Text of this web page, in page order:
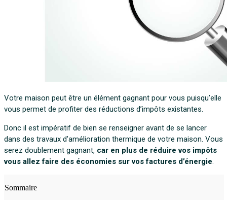
Votre maison peut être un élément gagnant pour vous puisqu’elle
vous permet de profiter des réductions d’impôts existantes.
Donc il est impératif de bien se renseigner avant de se lancer
dans des travaux d’amélioration thermique de votre maison. Vous
serez doublement gagnant, car en plus de réduire vos impôts
vous allez faire des économies sur vos factures d’énergie.
Sommaire